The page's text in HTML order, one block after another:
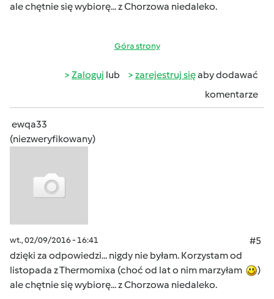
ale chętnie się wybiorę... z Chorzowa niedaleko.
Góra strony
Zaloguj lub zarejestruj sięaby dodawać
komentarze
ewqa33
(niezweryfikowany)
wt., 02/09/2016 - 16:41
#5
dzięki za odpowiedzi... nigdy nie byłam. Korzystam od
listopada z Thermomixa (choć od lat o nim marzyłam
)
ale chętnie się wybiorę... z Chorzowa niedaleko.